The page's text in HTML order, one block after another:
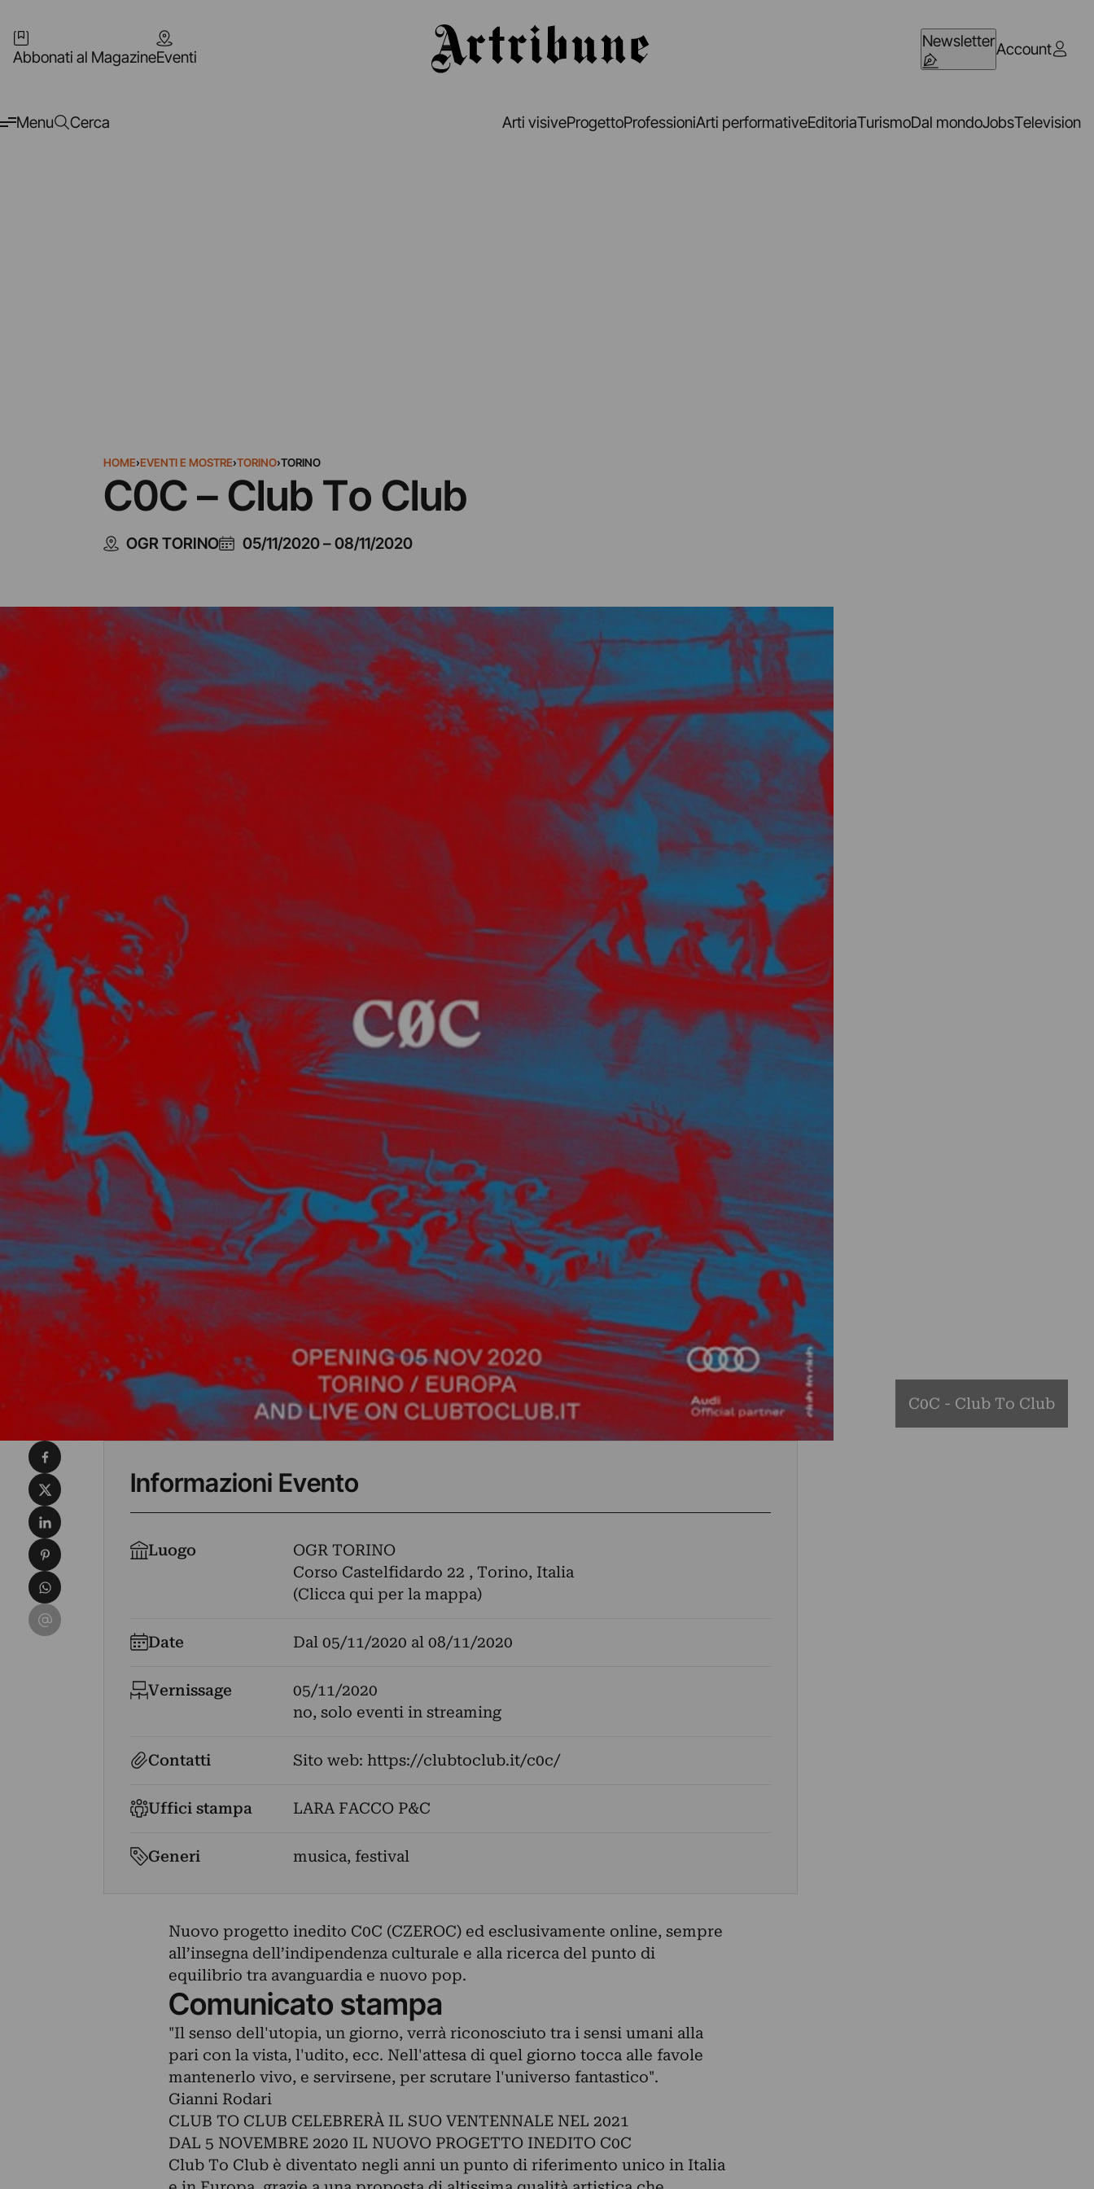
Abbonati al MagazineEventi
NewsletterAccount
Menu Cerca Arti visiveProgettoProfessioniArti performativeEditoriaTurismoDal mondoJobsTelevision
HOME›EVENTI E MOSTRE›TORINO›TORINO
C0C – Club To Club
OGR TORINO 05/11/2020–08/11/2020
C0C - Club To Club
Informazioni Evento
Luogo
OGR TORINO
Corso Castelfidardo 22 , Torino, Italia
(Clicca qui per la mappa)
Date Dal 05/11/2020 al 08/11/2020
Vernissage
05/11/2020
no, solo eventi in streaming
Contatti Sito web: https://clubtoclub.it/c0c/
Uffici stampa LARA FACCO P&C
Generi musica, festival
Nuovo progetto inedito C0C (CZEROC) ed esclusivamente online, sempre
all’insegna dell’indipendenza culturale e alla ricerca del punto di
equilibrio tra avanguardia e nuovo pop.
Comunicato stampa
"Il senso dell'utopia, un giorno, verrà riconosciuto tra i sensi umani alla
pari con la vista, l'udito, ecc. Nell'attesa di quel giorno tocca alle favole
mantenerlo vivo, e servirsene, per scrutare l'universo fantastico".
Gianni Rodari
CLUB TO CLUB CELEBRERÀ IL SUO VENTENNALE NEL 2021
DAL 5 NOVEMBRE 2020 IL NUOVO PROGETTO INEDITO C0C
Club To Club è diventato negli anni un punto di riferimento unico in Italia
Condividi su Facebook
Condividi su X
Condividi su LinkedIn
Condividi su Pinterest
Condividi su WhatsApp
Condividi su Email